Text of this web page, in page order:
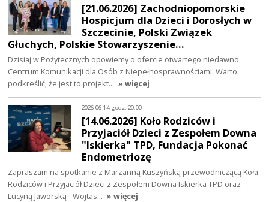
[21.06.2026] Zachodniopomorskie
Hospicjum dla Dzieci i Dorosłych w
Szczecinie, Polski Związek
Głuchych, Polskie Stowarzyszenie…
Dzisiaj w Pożytecznych opowiemy o ofercie otwartego niedawno
Centrum Komunikacji dla Osób z Niepełnosprawnościami. Warto
podkreślić, że jest to projekt… » więcej
2026-06-14, godz. 20:00
[14.06.2026] Koło Rodziców i
Przyjaciół Dzieci z Zespołem Downa
"Iskierka" TPD, Fundacja Pokonać
Endometriozę
Zapraszam na spotkanie z Marzanną Kuszyńską przewodniczącą Koła
Rodziców i Przyjaciół Dzieci z Zespołem Downa Iskierka TPD oraz
Lucyną Jaworską - Wojtas… » więcej